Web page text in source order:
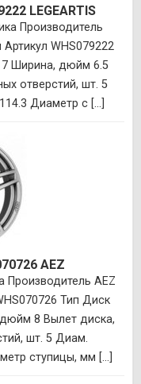
LEGEARTIS
Производитель
Артикул WHS079222
Ширина, дюйм 6.5
отверстий, шт. 5
Диаметр с [...]
AEZ
Производитель AEZ
Тип Диск
8 Вылет диска,
шт. 5 Диам.
ступицы, мм [...]